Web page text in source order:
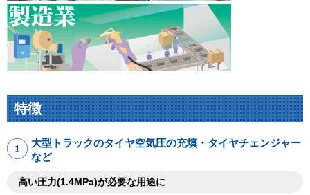
特徴
大型トラックのタイヤ空気圧の充填・タイヤチェンジャー
など
高い圧力(1.4MPa)が必要な用途に